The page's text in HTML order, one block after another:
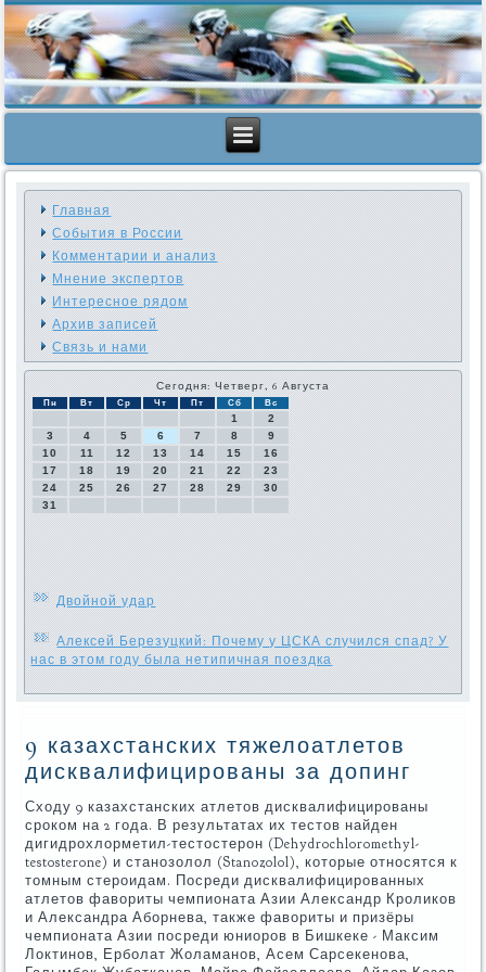
Главная
События в России
Комментарии и анализ
Мнение экспертов
Интересное рядом
Архив записей
Связь и нами
Сегодня: Четверг, 6 Августа
Пн Вт Ср Чт Пт Сб Вс
1
2
3
4 5 6 7 8
9
10
11 12 13 14 15
16
17
18 19 20 21 22
23
24
25 26 27 28 29
30
31
Двойной удар
Алексей Березуцкий: Почему у ЦСКА случился спад? У
нас в этом году была нетипичная поездка
9 казахстанских тяжелоатлетов
дисквалифицированы за допинг
Сходу 9 казахстанских атлетов дисквалифицированы
сроком на 2 года. В результатах их тестов найден
дигидрохлорметил-тестостерон (Dehydrochloromethyl-
testosterone) и станозолол (Stanozolol), которые относятся к
томным стероидам. Посреди дисквалифицированных
атлетов фавориты чемпионата Азии Александр Кроликов
и Александра Аборнева, также фавориты и призёры
чемпионата Азии посреди юниоров в Бишкеке - Максим
Локтинов, Ерболат Жоламанов, Асем Сарсекенова,